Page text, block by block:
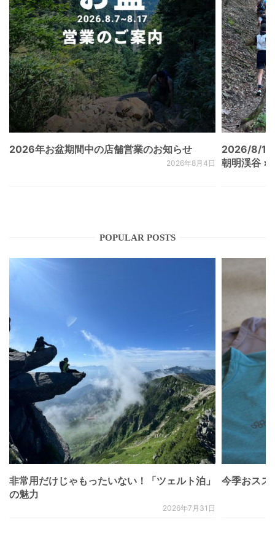
2026年お盆期間中の店舗営業のお知らせ
2026年8月4日
2026/8/
朝明渓谷 ×
POPULAR POSTS
非常用だけじゃもったいない！「ツェルト泊」
の魅力
2026年7月31日
今季おスス